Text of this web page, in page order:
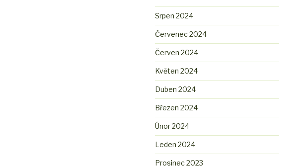
Srpen 2024
Červenec 2024
Červen 2024
Květen 2024
Duben 2024
Březen 2024
Únor 2024
Leden 2024
Prosinec 2023